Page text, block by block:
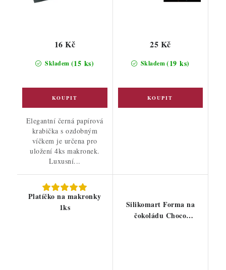
Skladem (15 ks)
16 Kč
Elegantní černá papírová
krabička s ozdobným
víčkem je určena pro
uložení 4ks makronek.
Luxusní...
Skladem(19 ks)
25 Kč
Platíčko na makronky
1ks
Silikomart Forma na
čokoládu Choco